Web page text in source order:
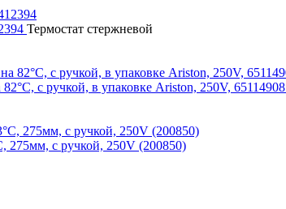
Термостат стержневой
с ручкой, в упаковке Ariston, 250V, 65114908
275мм, с ручкой, 250V (200850)